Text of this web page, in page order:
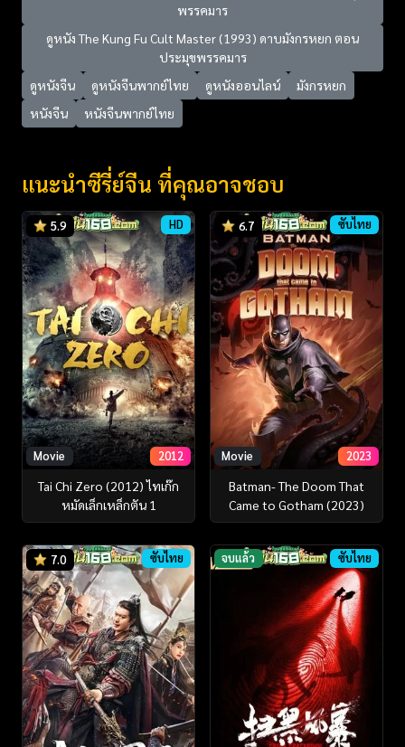
พรรคมาร
ดูหนัง The Kung Fu Cult Master (1993) ดาบมังกรหยก ตอน
ประมุขพรรคมาร
ดูหนังจีน
ดูหนังจีนพากย์ไทย ดูหนังออนไลน์
มังกรหยก
หนังจีน
หนังจีนพากย์ไทย
แนะนำซีรี่ย์จีน ที่คุณอาจชอบ
5.9 HD
Movie 2012
Tai Chi Zero (2012) ไทเก๊ก
หมัดเล็กเหล็กตัน 1
6.7 ซับไทย
Movie 2023
Batman- The Doom That
Came to Gotham (2023)
7.0 ซับไทย จบแล้ว ซับไทย